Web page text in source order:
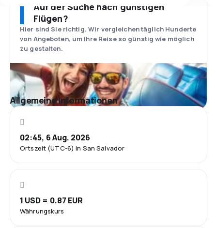
Auf der Suche nach günstigen
Flügen?
Hier sind Sie richtig. Wir vergleichen täglich Hunderte
von Angeboten, um Ihre Reise so günstig wie möglich
zu gestalten.
Allgemeine Informationen
Ortszeit (UTC-6) in San Salvador
02:45, 6 Aug. 2026
Währungskurs
1 USD = 0.87 EUR